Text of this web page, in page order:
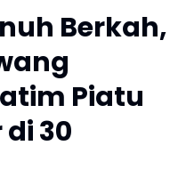
Berkah,
Piatu
30